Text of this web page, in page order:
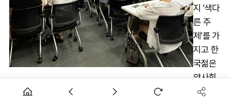
지 '색다
른 주
제'를 가
지고 한
국젊은
약사회
KYPG(회장 장태웅)가 세미나를 열어 눈길을 끈다.